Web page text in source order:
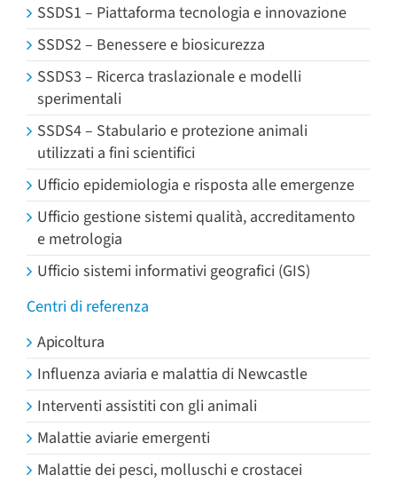
SSDS1 – Piattaforma tecnologia e innovazione
SSDS2 – Benessere e biosicurezza
SSDS3 – Ricerca traslazionale e modelli
sperimentali
SSDS4 – Stabulario e protezione animali
utilizzati a fini scientifici
Ufficio epidemiologia e risposta alle emergenze
Ufficio gestione sistemi qualità, accreditamento
e metrologia
Ufficio sistemi informativi geografici (GIS)
Centri di referenza
Apicoltura
Influenza aviaria e malattia di Newcastle
Interventi assistiti con gli animali
Malattie aviarie emergenti
Malattie dei pesci, molluschi e crostacei